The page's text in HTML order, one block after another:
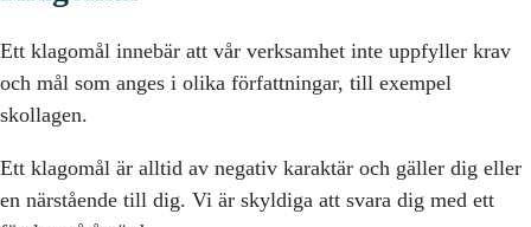
Ett klagomål innebär att vår verksamhet inte uppfyller krav
och mål som anges i olika författningar, till exempel
skollagen.
Ett klagomål är alltid av negativ karaktär och gäller dig eller
en närstående till dig. Vi är skyldiga att svara dig med ett